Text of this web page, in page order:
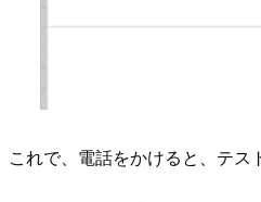
これで、電話をかけると、テス